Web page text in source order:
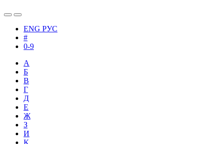
ENG РУС
#
0-9
А
Б
В
Г
Д
Е
Ж
З
И
К